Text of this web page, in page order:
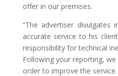
offer in our premises.
“The advertiser
accurate service to his
responsibility for technical
Following your reporting,
order to improve the service.